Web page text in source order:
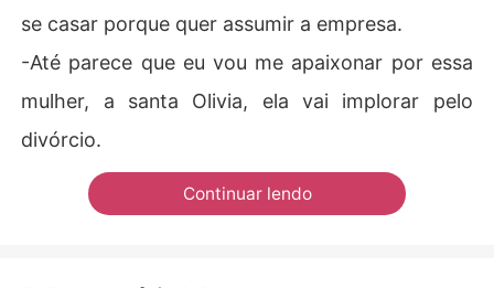
se casar porque quer assumir a empresa.
-Até parece que eu vou me apaixonar por essa
mulher, a santa Olivia, ela vai implorar pelo
divórcio.
Continuar lendo